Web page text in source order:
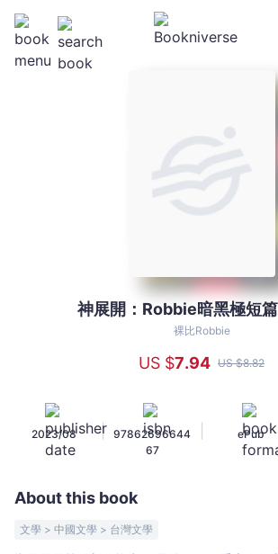
小
說
神展開：Robbie暗黑極短
裸比Robbie
US $7.94 US $8.82
2023/08 |
97862696644
67
ePub
About this book
文學 > 中國文學 > 台灣文學